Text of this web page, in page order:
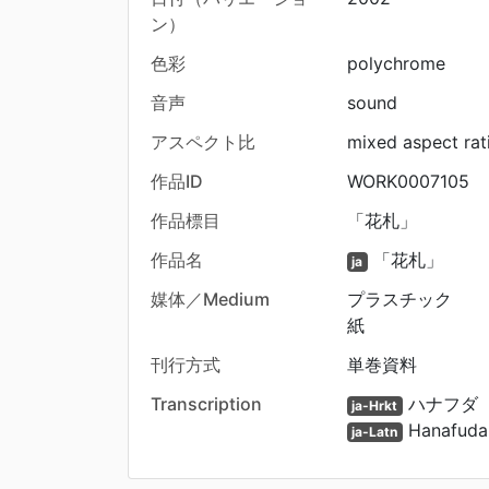
ン）
色彩
polychrome
音声
sound
アスペクト比
mixed aspect
作品ID
WORK0007105
作品標目
「花札」
作品名
ja
「花札」
媒体／Medium
プラスチック
紙
刊行方式
単巻資料
Transcription
ja-Hrkt ハナフダ
ja-Latn Hanafuda